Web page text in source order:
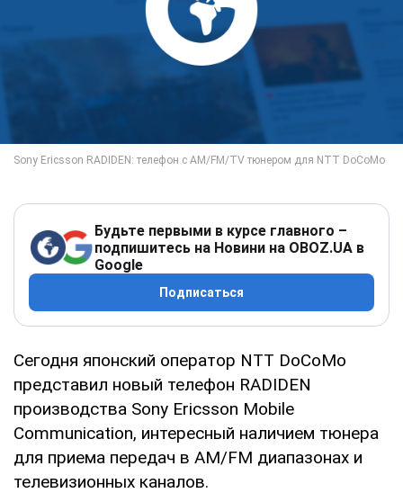
Будьте первыми в курсе главного –
подпишитесь на Новини на OBOZ.UA в
Google
Подписаться
Сегодня японский оператор NTT DoCoMo
представил новый телефон RADIDEN
производства Sony Ericsson Mobile
Communication, интересный наличием тюнера
для приема передач в AM/FM диапазонах и
телевизионных каналов.